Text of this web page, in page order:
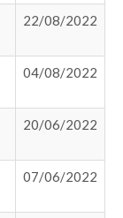
22/08/2022
04/08/2022
20/06/2022
07/06/2022